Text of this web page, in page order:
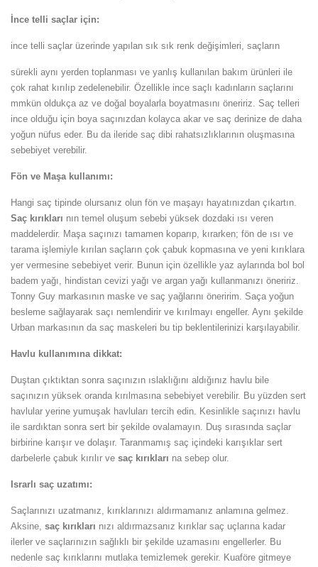
İnce telli saçlar için:
ince telli saçlar üzerinde yapılan sık sık renk değişimleri, saçların
sürekli aynı yerden toplanması ve yanlış kullanılan bakım ürünleri ile
çok rahat kırılıp zedelenebilir. Özellikle ince saçlı kadınların saçlarını
mmkün oldukça az ve doğal boyalarla boyatmasını öneririz. Saç telleri
ince olduğu için boya saçınızdan kolayca akar ve saç derinize de daha
yoğun nüfus eder. Bu da ileride saç dibi rahatsızlıklarının oluşmasına
sebebiyet verebilir.
Fön ve Maşa kullanımı:
Hangi saç tipinde olursanız olun fön ve maşayı hayatınızdan çıkartın.
Saç kırıkları nın temel oluşum sebebi yüksek dozdaki ısı veren
maddelerdir. Maşa saçınızı tamamen koparıp, kırarken; fön de ısı ve
tarama işlemiyle kırılan saçların çok çabuk kopmasına ve yeni kırıklara
yer vermesine sebebiyet verir. Bunun için özellikle yaz aylarında bol bol
badem yağı, hindistan cevizi yağı ve argan yağı kullanmanızı öneririz.
Tonny Guy markasının maske ve saç yağlarını öneririm. Saça yoğun
besleme sağlayarak saçı nemlendirir ve kırılmayı engeller. Aynı şekilde
Urban markasının da saç maskeleri bu tip beklentilerinizi karşılayabilir.
Havlu kullanımına dikkat:
Duştan çıktıktan sonra saçınızın ıslaklığını aldığınız havlu bile
saçınızın yüksek oranda kırılmasına sebebiyet verebilir. Bu yüzden sert
havlular yerine yumuşak havluları tercih edin. Kesinlikle saçınızı havlu
ile sardıktan sonra sert bir şekilde ovalamayın. Duş sırasında saçlar
birbirine karışır ve dolaşır. Taranmamış saç içindeki karışıklar sert
darbelerle çabuk kırılır ve saç kırıkları na sebep olur.
Israrlı saç uzatımı:
Saçlarınızı uzatmanız, kırıklarınızı aldırmamanız anlamına gelmez.
Aksine, saç kırıkları nızı aldırmazsanız kırıklar saç uçlarına kadar
ilerler ve saçlarınızın sağlıklı bir şekilde uzamasını engellerler. Bu
nedenle saç kırıklarını mutlaka temizlemek gerekir. Kuaföre gitmeye